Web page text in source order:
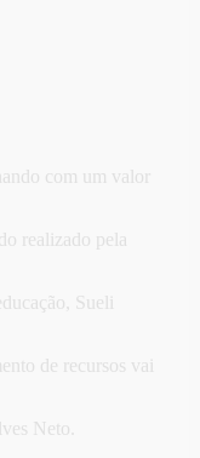
com um valor
realizado pela
Sueli
de recursos vai
Neto.